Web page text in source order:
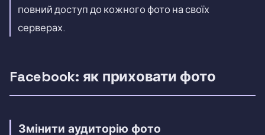
повний доступ до кожного фото на своїх
серверах.
Facebook: як приховати фото
Змінити аудиторію фото